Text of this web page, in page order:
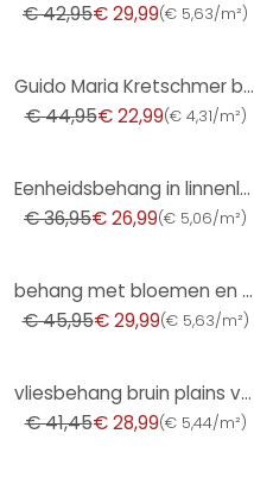
€ 42,95€ 29,99(€ 5,63/m²)
Guido Maria Kretschmer behang met bloemmotief Floral Glow Fashion for Walls 5 goud
€ 44,95€ 22,99(€ 4,31/m²)
Eenheidsbehang in linnenlook saliegroen - structuurbehang voor tijdloze elegantie
€ 36,95€ 26,99(€ 5,06/m²)
behang met bloemen en vliesbehang Kumano beige
€ 45,95€ 29,99(€ 5,63/m²)
vliesbehang bruin plains voor woonkamer slaapkamer behang marburg
€ 41,45€ 28,99(€ 5,44/m²)